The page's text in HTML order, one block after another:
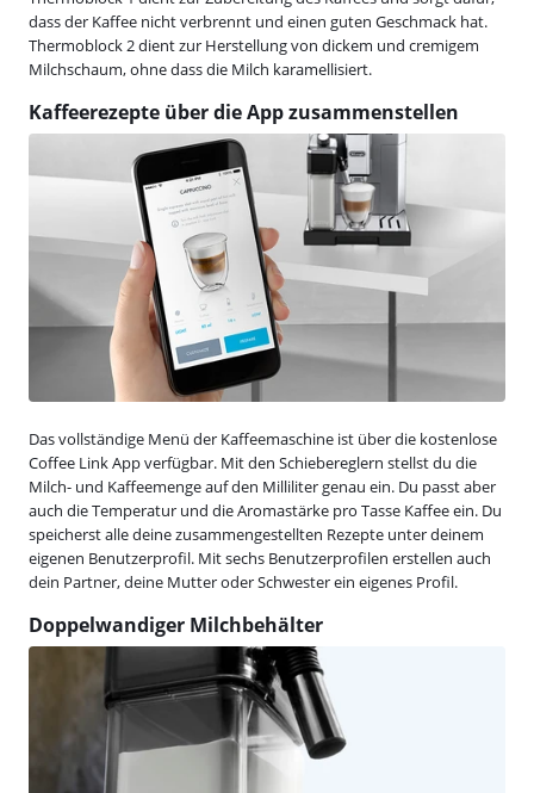
dass der Kaffee nicht verbrennt und einen guten Geschmack hat.
Thermoblock 2 dient zur Herstellung von dickem und cremigem
Milchschaum, ohne dass die Milch karamellisiert.
Kaffeerezepte über die App zusammenstellen
Das vollständige Menü der Kaffeemaschine ist über die kostenlose
Coffee Link App verfügbar. Mit den Schiebereglern stellst du die
Milch- und Kaffeemenge auf den Milliliter genau ein. Du passt aber
auch die Temperatur und die Aromastärke pro Tasse Kaffee ein. Du
speicherst alle deine zusammengestellten Rezepte unter deinem
eigenen Benutzerprofil. Mit sechs Benutzerprofilen erstellen auch
dein Partner, deine Mutter oder Schwester ein eigenes Profil.
Doppelwandiger Milchbehälter